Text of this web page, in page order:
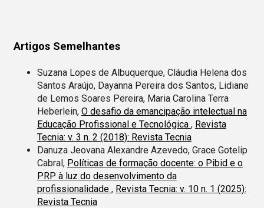
Artigos Semelhantes
Suzana Lopes de Albuquerque, Cláudia Helena dos
Santos Araújo, Dayanna Pereira dos Santos, Lidiane
de Lemos Soares Pereira, Maria Carolina Terra
Heberlein, O desafio da emancipação intelectual na
Educação Profissional e Tecnológica , Revista
Tecnia: v. 3 n. 2 (2018): Revista Tecnia
Danuza Jeovana Alexandre Azevedo, Grace Gotelip
Cabral, Políticas de formação docente: o Pibid e o
PRP à luz do desenvolvimento da
profissionalidade , Revista Tecnia: v. 10 n. 1 (2025):
Revista Tecnia